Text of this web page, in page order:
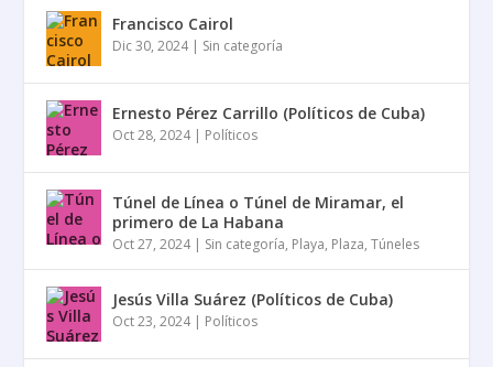
Francisco Cairol
Dic 30, 2024| Sin categoría
Ernesto Pérez Carrillo (Políticos de Cuba)
Oct 28, 2024| Políticos
Túnel de Línea o Túnel de Miramar, el
primero de La Habana
Oct 27, 2024| Sin categoría, Playa, Plaza,Túneles
Jesús Villa Suárez (Políticos de Cuba)
Oct 23, 2024| Políticos